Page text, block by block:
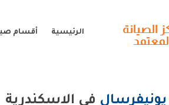
الرئيسية أقسام
يونيفرسال في الاسكندرية